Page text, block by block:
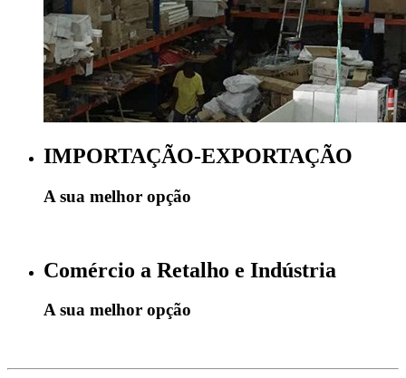
IMPORTAÇÃO-EXPORTAÇÃO
A sua melhor opção
Comércio a Retalho e Indústria
A sua melhor opção